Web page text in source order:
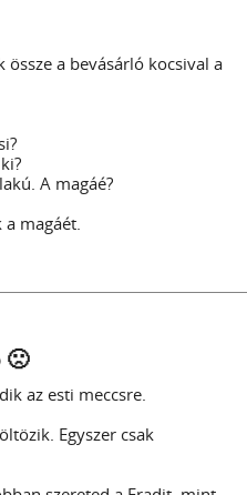
a bevásárló kocsival a
A magáé?
magáét.
az esti meccsre.
Egyszer csak